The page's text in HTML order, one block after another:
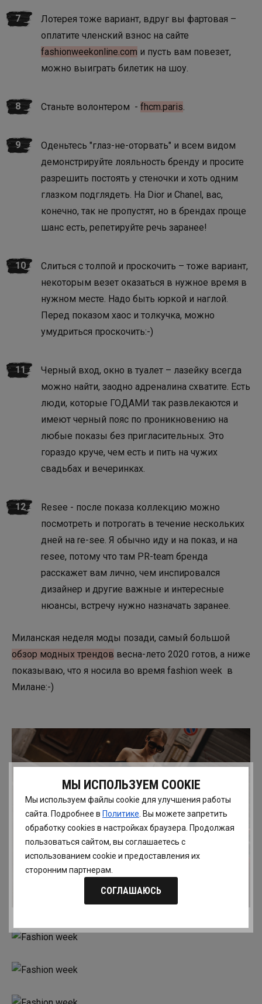
МЫ ИСПОЛЬЗУЕМ COOKIE
Мы используем файлы cookie для улучшения работы
сайта. Подробнее в Политике . Вы можете запретить
обработку сookies в настройках браузера. Продолжая
пользоваться сайтом, вы соглашаетесь с
использованием cookie и предоставления их
сторонним партнерам.
СОГЛАШАЮСЬ
Лотерея тоже вариант, вдруг вы фартовая –
оплатите членский взнос на сайте
fashionweekonline.com и пусть вам повезет,
можно выиграть билетик на шоу.
Станьте волонтером - fhcm.paris
Оденьтесь "глаз-не-оторвать" и всем видом
демонстрируйте лояльность бренду и просите
разрешить постоять у стеночки и хоть одним
глазком подглядеть. На Dior и Chanel, вас,
конечно, так не пропустят, но в брендах проще
шанс есть, репетируйте речь заранее!
Слиться с толпой и проскочить – тоже вариант,
некоторым везет оказаться в нужное время в
нужном месте. Надо быть юркой и наглой.
Перед показом хаос и толкучка, можно
умудриться проскочить:-)
Черный вход, окно в туалет – лазейку всегда
можно найти, заодно адреналина схватите. Есть
люди, которые ГОДАМИ так развлекаются и
имеют черный пояс по проникновению на
любые показы без пригласительных. Это
гораздо круче, чем есть и пить на чужих
свадьбах и вечеринках.
Resee - после показа коллекцию можно
посмотреть и потрогать в течение нескольких
дней на re-see. Я обычно иду и на показ, и на
resee, потому что там PR-team бренда
расскажет вам лично, чем инспировался
дизайнер и другие важные и интересные
нюансы, встречу нужно назначать заранее.
Миланская неделя моды позади, самый большой
обзор модных трендов весна-лето 2020 готов, а ниже
показываю, что я носила во время fashion week в
Милане:-)